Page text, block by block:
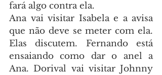
fará algo contra ela.
Ana vai visitar Isabela e a avisa
que não deve se meter com ela.
Elas discutem. Fernando está
ensaiando como dar o anel a
Ana. Dorival vai visitar Johnny